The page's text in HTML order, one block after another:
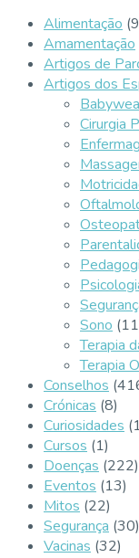
Alimentação
Amamentação
Artigos de
Artigos dos
Cirurgia
Sono
Terapia
Terapia
Conselhos
Crónicas (8)
Curiosidades
Cursos (1)
Doenças (222)
Eventos (13)
Mitos (22)
Segurança (30)
Vacinas (32)